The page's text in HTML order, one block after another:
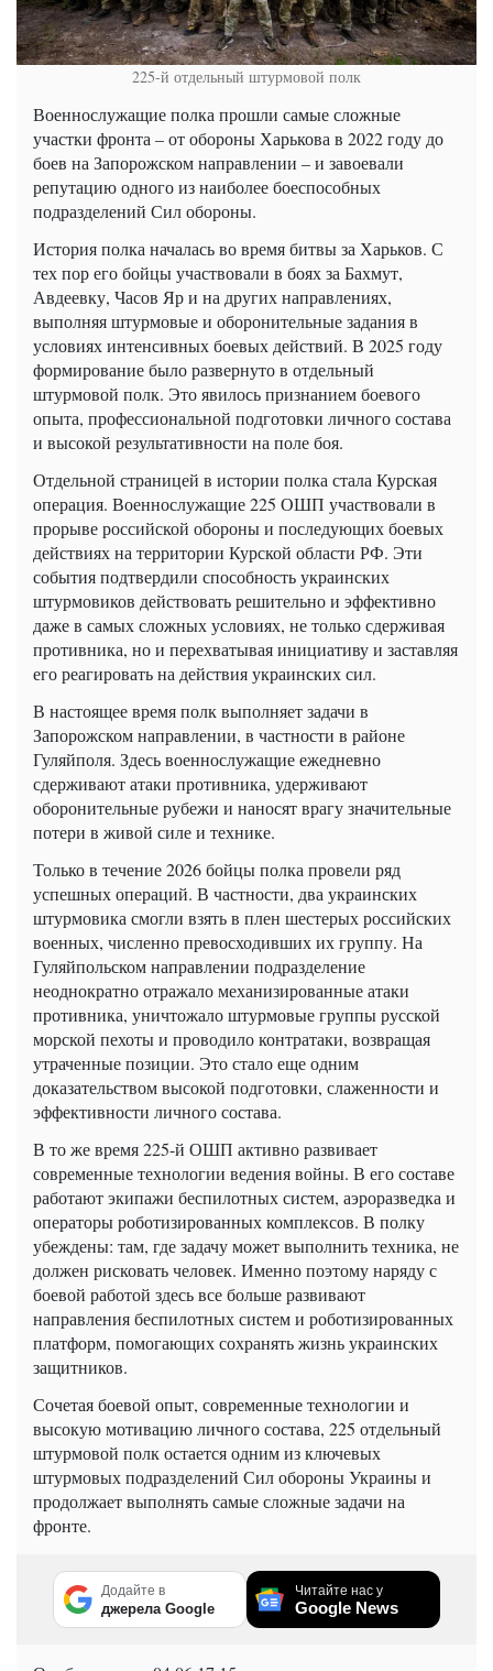
225-й отдельный штурмовой полк
Военнослужащие полка прошли самые сложные
участки фронта – от обороны Харькова в 2022 году до
боев на Запорожском направлении – и завоевали
репутацию одного из наиболее боеспособных
подразделений Сил обороны.
История полка началась во время битвы за Харьков. С
тех пор его бойцы участвовали в боях за Бахмут,
Авдеевку, Часов Яр и на других направлениях,
выполняя штурмовые и оборонительные задания в
условиях интенсивных боевых действий. В 2025 году
формирование было развернуто в отдельный
штурмовой полк. Это явилось признанием боевого
опыта, профессиональной подготовки личного состава
и высокой результативности на поле боя.
Отдельной страницей в истории полка стала Курская
операция. Военнослужащие 225 ОШП участвовали в
прорыве российской обороны и последующих боевых
действиях на территории Курской области РФ. Эти
события подтвердили способность украинских
штурмовиков действовать решительно и эффективно
даже в самых сложных условиях, не только сдерживая
противника, но и перехватывая инициативу и заставляя
его реагировать на действия украинских сил.
В настоящее время полк выполняет задачи в
Запорожском направлении, в частности в районе
Гуляйполя. Здесь военнослужащие ежедневно
сдерживают атаки противника, удерживают
оборонительные рубежи и наносят врагу значительные
потери в живой силе и технике.
Только в течение 2026 бойцы полка провели ряд
успешных операций. В частности, два украинских
штурмовика смогли взять в плен шестерых российских
военных, численно превосходивших их группу. На
Гуляйпольском направлении подразделение
неоднократно отражало механизированные атаки
противника, уничтожало штурмовые группы русской
морской пехоты и проводило контратаки, возвращая
утраченные позиции. Это стало еще одним
доказательством высокой подготовки, слаженности и
эффективности личного состава.
В то же время 225-й ОШП активно развивает
современные технологии ведения войны. В его составе
работают экипажи беспилотных систем, аэроразведка и
операторы роботизированных комплексов. В полку
убеждены: там, где задачу может выполнить техника, не
должен рисковать человек. Именно поэтому наряду с
боевой работой здесь все больше развивают
направления беспилотных систем и роботизированных
платформ, помогающих сохранять жизнь украинских
защитников.
Сочетая боевой опыт, современные технологии и
высокую мотивацию личного состава, 225 отдельный
штурмовой полк остается одним из ключевых
штурмовых подразделений Сил обороны Украины и
продолжает выполнять самые сложные задачи на
фронте.
Додайте в
джерела Google
Читайте нас у
Google News